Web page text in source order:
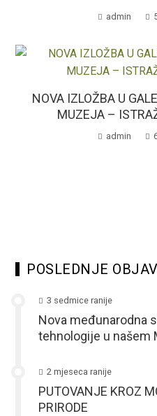
admin
NOVA IZLOŽBA U
MUZEJA –
admin
POSLEDNJE
3 sedmice ranije
Nova međunarodna
tehnologije u našem
2 mjeseca ranije
PUTOVANJE KROZ
PRIRODE